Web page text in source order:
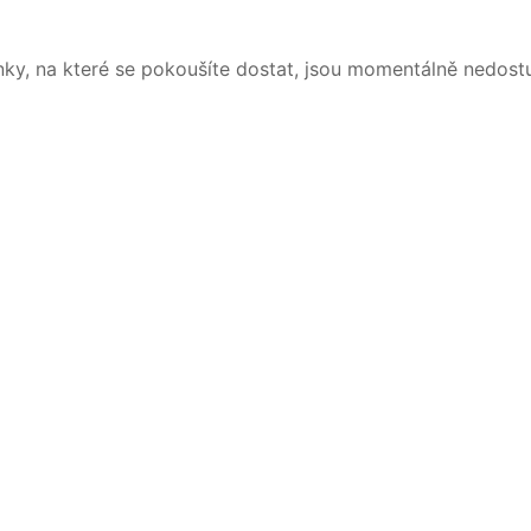
na které se pokoušíte dostat, jsou momentálně